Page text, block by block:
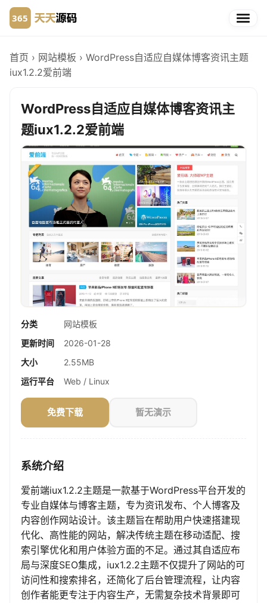
首页 › 网站模板 › WordPress自适应自媒体博客资讯主题
iux1.2.2爱前端
WordPress自适应自媒体博客资讯主
题iux1.2.2爱前端
分类
网站模板
更新时间
2026-01-28
大小
2.55MB
运行平台
Web / Linux
免费下载 暂无演示
系统介绍
爱前端iux1.2.2主题是一款基于WordPress平台开发的
专业自媒体与博客主题，专为资讯发布、个人博客及
内容创作网站设计。该主题旨在帮助用户快速搭建现
代化、高性能的网站，解决传统主题在移动适配、搜
索引擎优化和用户体验方面的不足。通过其自适应布
局与深度SEO集成，iux1.2.2主题不仅提升了网站的可
访问性和搜索排名，还简化了后台管理流程，让内容
创作者能更专注于内容生产，无需复杂技术背景即可